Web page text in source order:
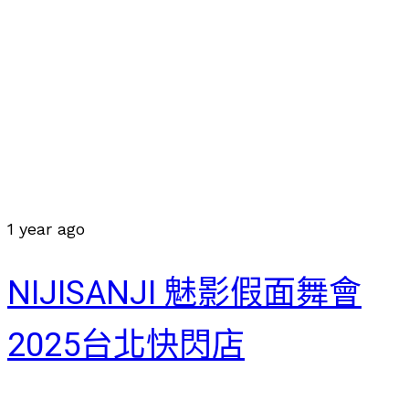
1 year ago
NIJISANJI 魅影假⾯舞會
2025台北快閃店